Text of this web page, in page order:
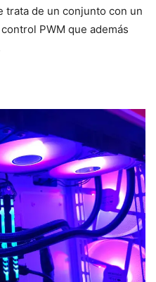
trata de un conjunto con un
PWM que además